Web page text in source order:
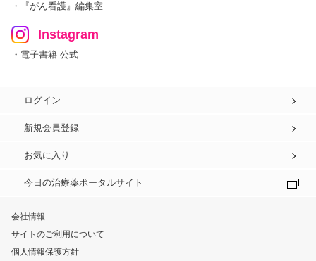
・『がん看護』編集室
Instagram
・電子書籍 公式
ログイン
新規会員登録
お気に入り
今日の治療薬ポータルサイト
会社情報
サイトのご利用について
個人情報保護方針